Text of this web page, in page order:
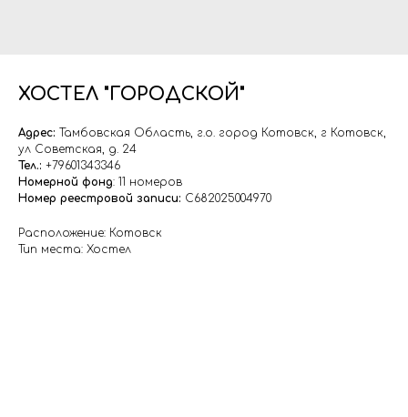
ХОСТЕЛ "ГОРОДСКОЙ"
Адрес: Тамбовская Область, г.о. город Котовск, г Котовск,
ул Советская, д. 24
Тел.: +79601343346
Номерной фонд: 11 номеров
Номер реестровой записи: С682025004970
Расположение: Котовск
Тип места: Хостел